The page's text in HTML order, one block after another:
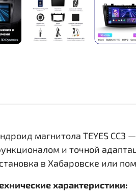
магнитола TEYES
и точной
в Хабаровске или
характеристики: